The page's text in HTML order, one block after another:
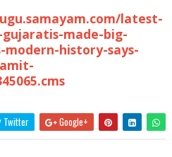
latest-
made-big-
history-says-
Twitter Google+